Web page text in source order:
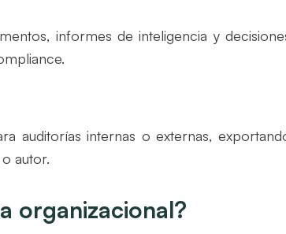
informes de inteligencia y
auditorías internas o externas,
autor.
organizacional?